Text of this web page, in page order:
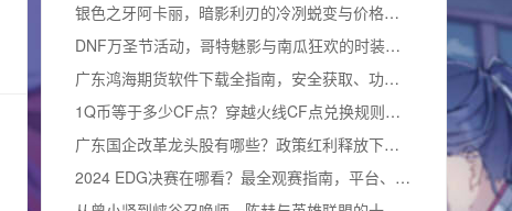
银色之牙阿卡丽，暗影利刃的冷冽蜕变与价格询问
DNF万圣节活动，哥特魅影与南瓜狂欢的时装奇幻碰撞
广东鸿海期货软件下载全指南，安全获取、功能解析与使用技巧
1Q币等于多少CF点？穿越火线CF点兑换规则与实用攻略详解
广东国企改革龙头股有哪些？政策红利释放下的价值重估与布局窗口解析
2024 EDG决赛在哪看？最全观赛指南，平台、细节及视频观看方式汇总